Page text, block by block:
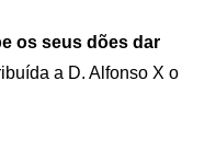
os seus dões dar
a D. Alfonso X o